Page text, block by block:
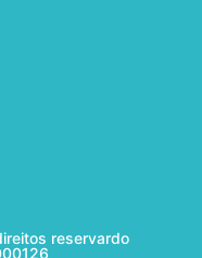
reservardo